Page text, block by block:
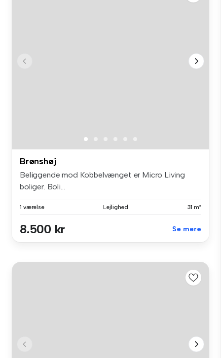
Brønshøj
Beliggende mod Kobbelvænget er Micro Living
boliger. Boli...
1 værelse Lejlighed 31 m²
8.500 kr Se mere